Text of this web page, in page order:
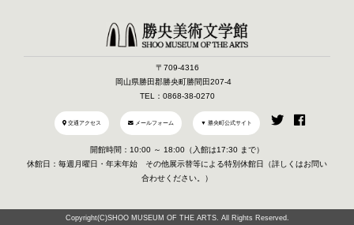
〒709-4316
岡山県勝田郡勝央町勝間田207-4
TEL：0868-38-0270
交通アクセス メールフォーム ▼ 勝央町公式サイト
開館時間：10:00 ～ 18:00（入館は17:30 まで）
休館日：毎週月曜日・年末年始 その他展示替等による特別休館日（詳しくはお問い
合わせください。）
Copyright(C)SHOO MUSEUM OF THE ARTS. All Rights Reserved.